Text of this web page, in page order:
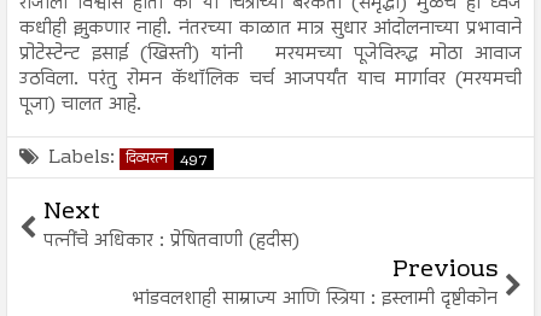
कधीही झुकणार नाही. नंतरच्या काळात मात्र सुधार आंदोलनाच्या प्रभावाने
प्रोटेस्टेन्ट इसाई (खिस्ती) यांनी मरयमच्या पूजेविरुद्ध मोठा आवाज
उठविला. परंतु रोमन कॅथॉलिक चर्च आजपर्यंत याच मार्गावर (मरयमची
पूजा) चालत आहे.
Labels: दिव्यरत्न 497
Next
पत्नींचे अधिकार : प्रेषितवाणी (हदीस)
Previous
भांडवलशाही साम्राज्य आणि स्त्रिया : इस्लामी दृष्टीकोन